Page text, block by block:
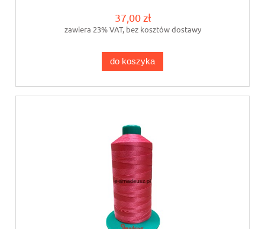
37,00 zł
zawiera 23% VAT, bez kosztów dostawy
do koszyka